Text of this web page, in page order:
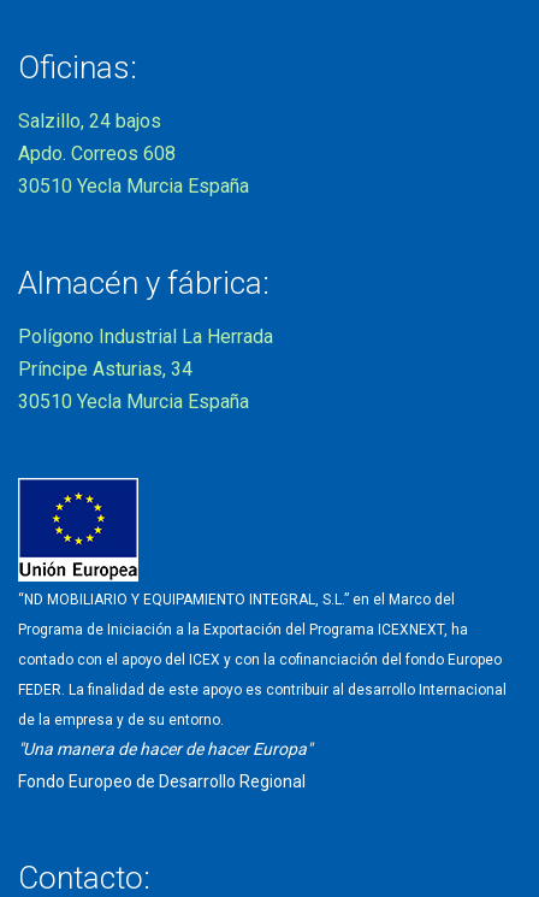
Oficinas:
Salzillo, 24 bajos
Apdo. Correos 608
30510 Yecla Murcia España
Almacén y fábrica:
Polígono Industrial La Herrada
Príncipe Asturias, 34
30510 Yecla Murcia España
“ND MOBILIARIO Y EQUIPAMIENTO INTEGRAL, S.L.” en el Marco del
Programa de Iniciación a la Exportación del Programa ICEXNEXT, ha
contado con el apoyo del ICEX y con la cofinanciación del fondo Europeo
FEDER. La finalidad de este apoyo es contribuir al desarrollo Internacional
de la empresa y de su entorno.
"Una manera de hacer de hacer Europa"
Fondo Europeo de Desarrollo Regional
Contacto: